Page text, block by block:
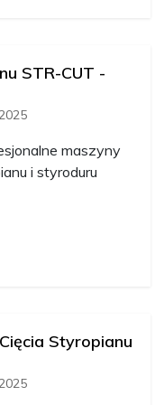
STR-CUT -
maszyny
i styroduru
Styropianu